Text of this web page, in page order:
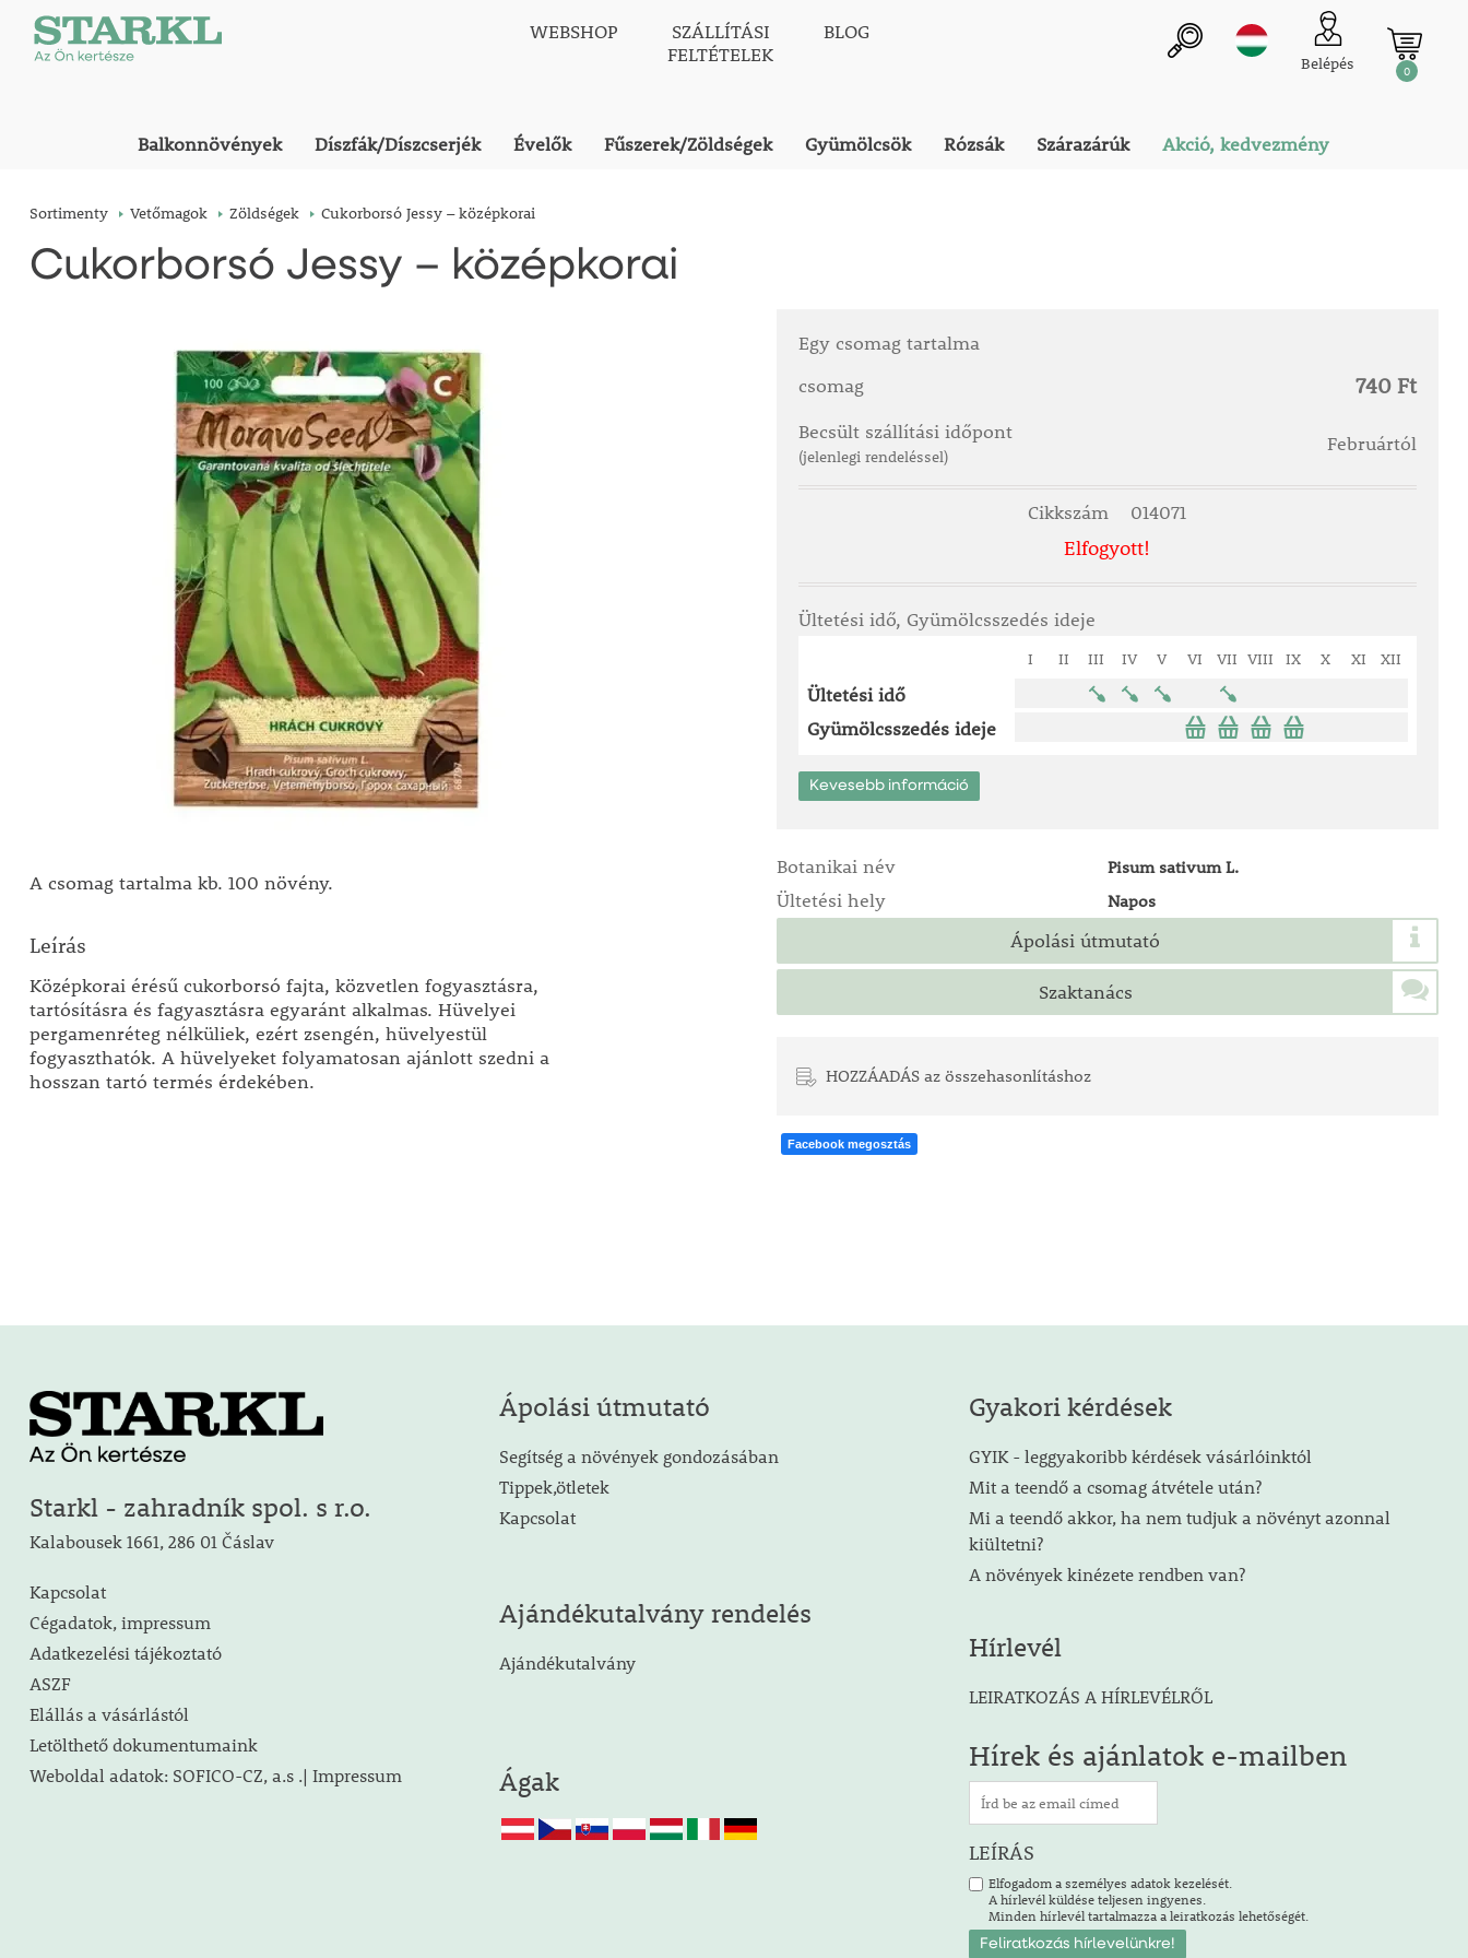
WEBSHOP
SZÁLLÍTÁSI
FELTÉTELEK
BLOG
Belépés 0
Balkonnövények Díszfák/Díszcserjék Évelők Fűszerek/Zöldségek Gyümölcsök Rózsák Szárazárúk Akció, kedvezmény
Sortimenty Vetőmagok Zöldségek Cukorborsó Jessy – középkorai
Cukorborsó Jessy – középkorai
A csomag tartalma kb. 100 növény.
Leírás
Középkorai érésű cukorborsó fajta, közvetlen fogyasztásra,
tartósításra és fagyasztásra egyaránt alkalmas. Hüvelyei
pergamenréteg nélküliek, ezért zsengén, hüvelyestül
fogyaszthatók. A hüvelyeket folyamatosan ajánlott szedni a
hosszan tartó termés érdekében.
Egy csomag tartalma
csomag
740 Ft
Becsült szállítási időpont
(jelenlegi rendeléssel)
Februártól
Cikkszám 014071
Elfogyott!
Ültetési idő, Gyümölcsszedés ideje
I II III IV V VI VII VIII IX X XI XII
Ültetési idő
Gyümölcsszedés ideje
Kevesebb információ
Botanikai név Pisum sativum L.
Ültetési hely Napos
Ápolási útmutató
Szaktanács
HOZZÁADÁS az összehasonlításhoz
Facebook megosztás
Starkl - zahradník spol. s r.o.
Kalabousek 1661, 286 01 Čáslav
Kapcsolat
Cégadatok, impressum
Adatkezelési tájékoztató
ASZF
Elállás a vásárlástól
Letölthető dokumentumaink
Weboldal adatok: SOFICO-CZ, a.s .| Impressum
Ápolási útmutató
Segítség a növények gondozásában
Tippek,ötletek
Kapcsolat
Ajándékutalvány rendelés
Ajándékutalvány
Ágak
Gyakori kérdések
GYIK - leggyakoribb kérdések vásárlóinktól
Mit a teendő a csomag átvétele után?
Mi a teendő akkor, ha nem tudjuk a növényt azonnal
kiültetni?
A növények kinézete rendben van?
Hírlevél
LEIRATKOZÁS A HÍRLEVÉLRŐL
Hírek és ajánlatok e-mailben
LEÍRÁS
Elfogadom a személyes adatok kezelését.
A hírlevél küldése teljesen ingyenes.
Minden hírlevél tartalmazza a leiratkozás lehetőségét.